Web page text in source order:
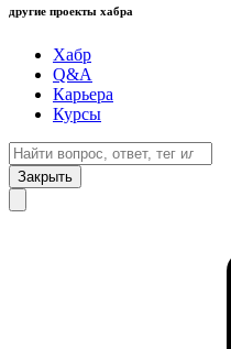
другие проекты хабра
Хабр
Q&A
Карьера
Курсы
Закрыть